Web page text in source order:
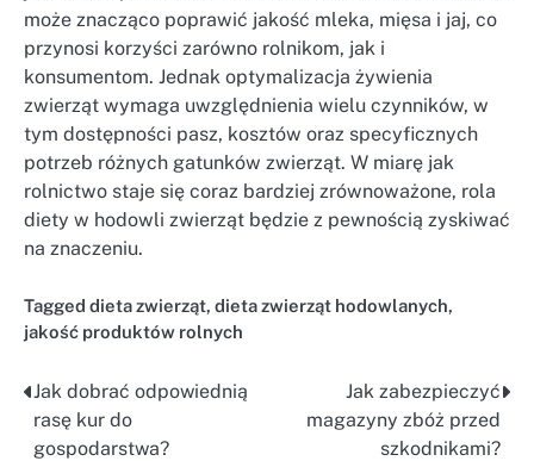
może znacząco poprawić jakość mleka, mięsa i jaj, co
przynosi korzyści zarówno rolnikom, jak i
konsumentom. Jednak optymalizacja żywienia
zwierząt wymaga uwzględnienia wielu czynników, w
tym dostępności pasz, kosztów oraz specyficznych
potrzeb różnych gatunków zwierząt. W miarę jak
rolnictwo staje się coraz bardziej zrównoważone, rola
diety w hodowli zwierząt będzie z pewnością zyskiwać
na znaczeniu.
Tagged dieta zwierząt, dieta zwierząt hodowlanych,
jakość produktów rolnych
Nawigacja
wpisu
Jak dobrać odpowiednią
rasę kur do
gospodarstwa?
Jak zabezpieczyć
magazyny zbóż przed
szkodnikami?